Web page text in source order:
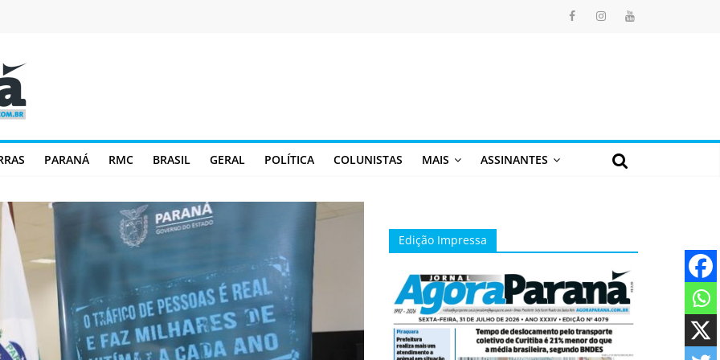
PARANÁ RMC BRASIL GERAL POLÍTICA COLUNISTAS MAIS ASSINANTES
Edição Impressa